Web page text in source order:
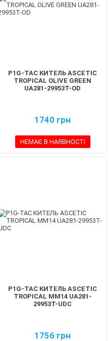
P1G-TAC КИТЕЛЬ ASCETIC
TROPICAL OLIVE GREEN
UA281-29953T-OD
1740 грн
НЕМАЄ В НАЯВНОСТІ
P1G-TAC КИТЕЛЬ ASCETIC
TROPICAL MM14 UA281-
29953T-UDC
1756 грн